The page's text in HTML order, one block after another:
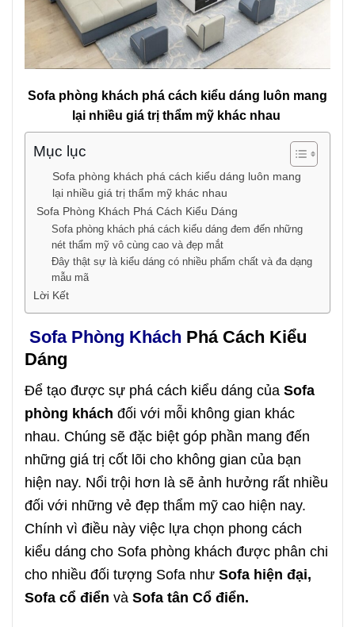
Sofa phòng khách phá cách kiểu dáng luôn mang
lại nhiều giá trị thẩm mỹ khác nhau
Mục lục
Sofa phòng khách phá cách kiểu dáng luôn mang
lại nhiều giá trị thẩm mỹ khác nhau
Sofa Phòng Khách Phá Cách Kiểu Dáng
Sofa phòng khách phá cách kiểu dáng đem đến những
nét thẩm mỹ vô cùng cao và đẹp mắt
Đây thật sự là kiểu dáng có nhiều phẩm chất và đa dạng
mẫu mã
Lời Kết
Sofa Phòng Khách Phá Cách Kiểu
Dáng
Để tạo được sự phá cách kiểu dáng của Sofa
phòng khách đối với mỗi không gian khác
nhau. Chúng sẽ đặc biệt góp phần mang đến
những giá trị cốt lõi cho không gian của bạn
hiện nay. Nổi trội hơn là sẽ ảnh hưởng rất nhiều
đối với những vẻ đẹp thẩm mỹ cao hiện nay.
Chính vì điều này việc lựa chọn phong cách
kiểu dáng cho Sofa phòng khách được phân chi
cho nhiều đối tượng Sofa như Sofa hiện đại,
Sofa cổ điển và Sofa tân Cổ điển.